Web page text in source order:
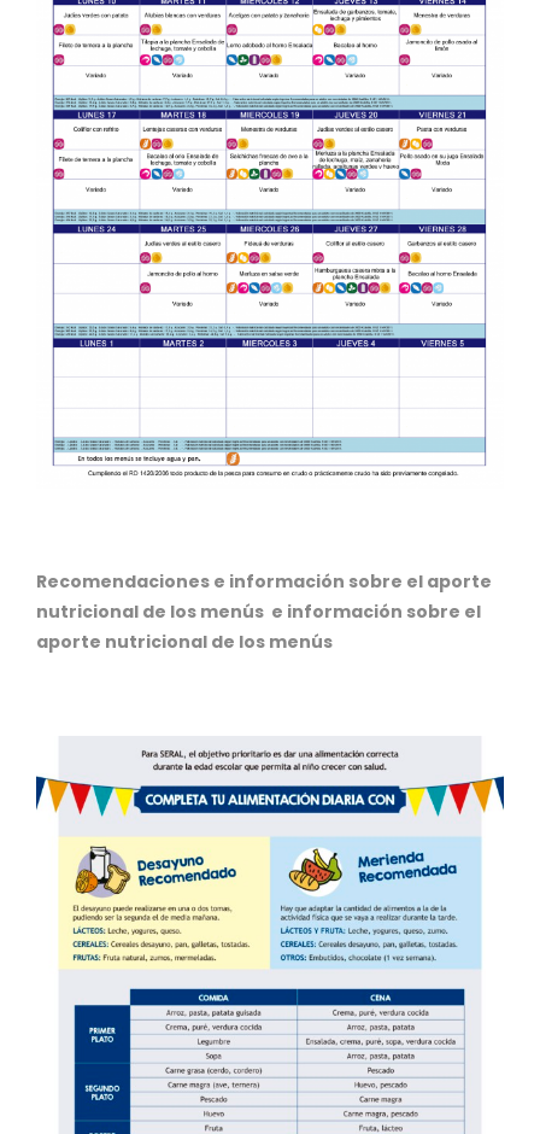
Recomendaciones e información sobre el aporte
nutricional de los menús e información sobre el
aporte nutricional de los menús